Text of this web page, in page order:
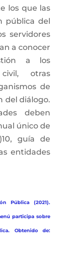
los que las
pública del
servidores
a conocer
a los
otras
de
del diálogo.
deben
único de
guía de
entidades
Pública (2021).
participa sobre
Obtenido de: